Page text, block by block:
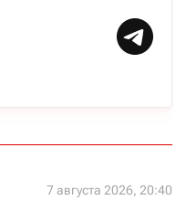
7 августа 2026, 20:40